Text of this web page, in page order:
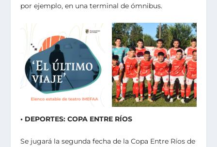
por ejemplo, en una terminal de ómnibus.
• DEPORTES: COPA ENTRE RÍOS
Se jugará la segunda fecha de la Copa Entre Ríos de